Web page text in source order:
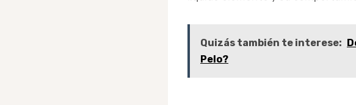
Quizás también te interese:
Pelo?